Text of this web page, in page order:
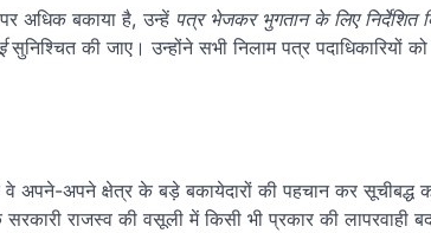
अधिक बकाया है, उन्हें पत्र भेजकर भुगतान के लिए निर्देशित
सुनिश्चित की जाए। उन्होंने सभी निलाम पत्र पदाधिकारियों
वे अपने-अपने क्षेत्र के बड़े बकायेदारों की पहचान कर
राजस्व की वसूली में किसी भी प्रकार की लापरवाही